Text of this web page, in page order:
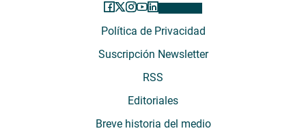
Política de Privacidad
Suscripción Newsletter
RSS
Editoriales
Breve historia del medio